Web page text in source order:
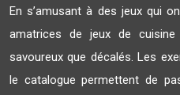
En s’amusant à des jeux qui
amatrices de jeux de
savoureux que décalés. Les
le catalogue permettent de